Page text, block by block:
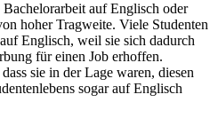
auf Englisch oder
hoher Tragweite. Viele Studenten
Englisch, weil sie sich dadurch
für einen Job erhoffen.
sie in der Lage waren, diesen
sogar auf Englisch